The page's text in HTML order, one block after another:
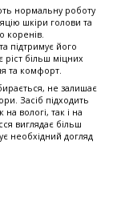
нормальну роботу
шкіри голови та
коренів.
підтримує його
більш міцних
та комфорт.
не залишає
Засіб підходить
вологі, так і на
виглядає більш
необхідний догляд